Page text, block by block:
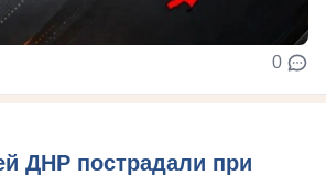
0
ДНР пострадали при